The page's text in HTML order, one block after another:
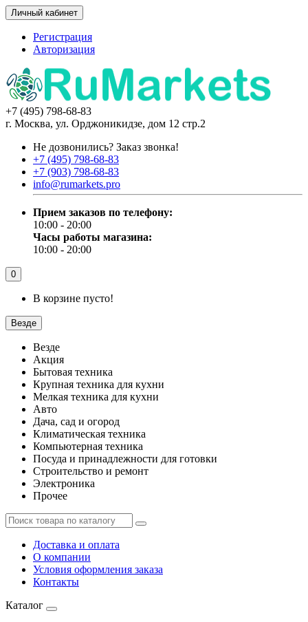
Личный кабинет
Регистрация
Авторизация
+7 (495) 798-68-83
г. Москва, ул. Орджоникидзе, дом 12 стр.2
Не дозвонились? Заказ звонка!
+7 (495) 798-68-83
+7 (903) 798-68-83
info@rumarkets.pro
Прием заказов по телефону:
10:00 - 20:00
Часы работы магазина:
10:00 - 20:00
0
В корзине пусто!
Везде
Везде
Акция
Бытовая техника
Крупная техника для кухни
Мелкая техника для кухни
Авто
Дача, сад и огород
Климатическая техника
Компьютерная техника
Посуда и принадлежности для готовки
Строительство и ремонт
Электроника
Прочее
Доставка и оплата
О компании
Условия оформления заказа
Контакты
Каталог